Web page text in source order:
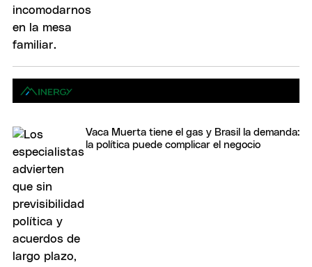
Vaca Muerta tiene el gas y Brasil la demanda:
la política puede complicar el negocio